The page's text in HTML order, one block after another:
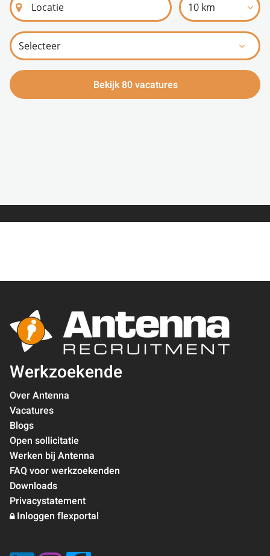
10 km
Bekijk 80 vacatures
Werkzoekende
Over Antenna
Vacatures
Blogs
Open sollicitatie
Werken bij Antenna
FAQ voor werkzoekenden
Downloads
Privacystatement
Inloggen flexportal